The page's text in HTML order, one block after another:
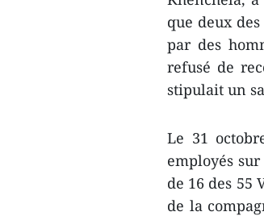
que deux
par des
refusé de
stipulait un
Le 31
employés
de 16 des 55
de la